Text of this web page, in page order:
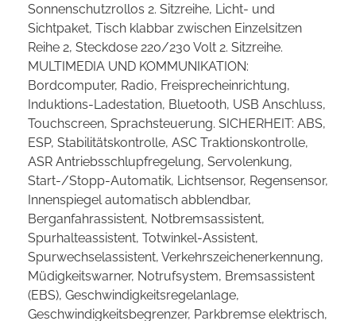
Sonnenschutzrollos 2. Sitzreihe, Licht- und
Sichtpaket, Tisch klabbar zwischen Einzelsitzen
Reihe 2, Steckdose 220/230 Volt 2. Sitzreihe.
MULTIMEDIA UND KOMMUNIKATION:
Bordcomputer, Radio, Freisprecheinrichtung,
Induktions-Ladestation, Bluetooth, USB Anschluss,
Touchscreen, Sprachsteuerung. SICHERHEIT: ABS,
ESP, Stabilitätskontrolle, ASC Traktionskontrolle,
ASR Antriebsschlupfregelung, Servolenkung,
Start-/Stopp-Automatik, Lichtsensor, Regensensor,
Innenspiegel automatisch abblendbar,
Berganfahrassistent, Notbremsassistent,
Spurhalteassistent, Totwinkel-Assistent,
Spurwechselassistent, Verkehrszeichenerkennung,
Müdigkeitswarner, Notrufsystem, Bremsassistent
(EBS), Geschwindigkeitsregelanlage,
Geschwindigkeitsbegrenzer, Parkbremse elektrisch,